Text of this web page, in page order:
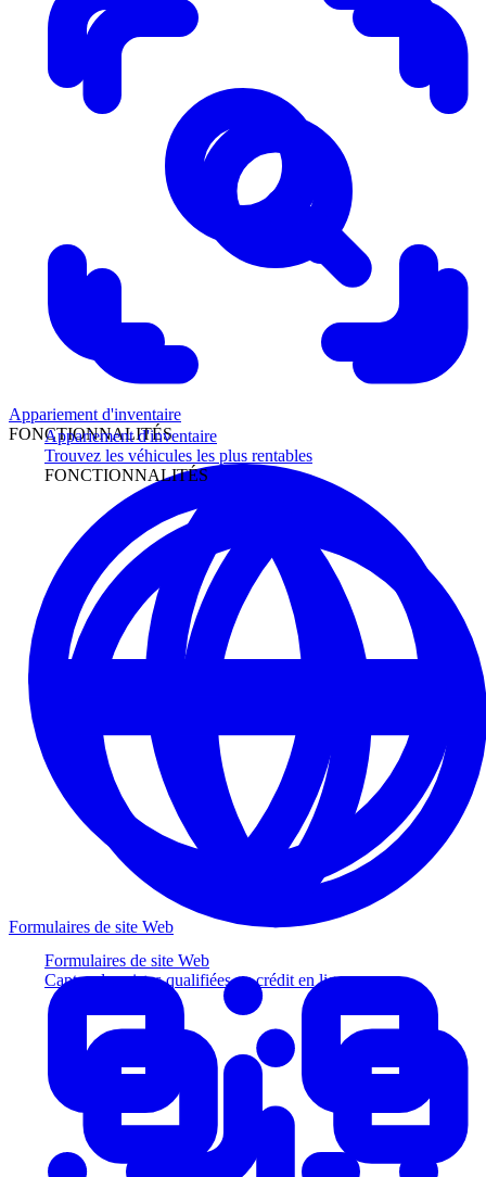
Appariement d'inventaire
Trouvez les véhicules les plus rentables
FONCTIONNALITÉS
Formulaires de site Web
Captez des pistes qualifiées au crédit en ligne
Appariement d'inventaire
FONCTIONNALITÉS
Formulaires de site Web